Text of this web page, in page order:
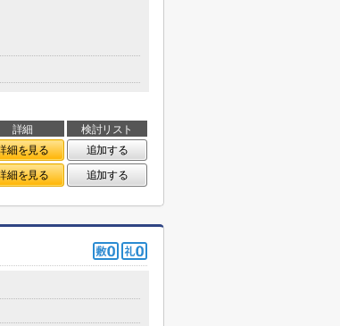
詳細
検討リスト
細を見る
追加する
細を見る 追加する